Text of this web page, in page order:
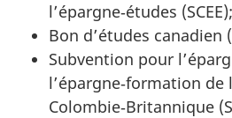
l’épargne‑études (SCEE);
Bon d’études canadien
Subvention pour
l’épargne‑formation de
Colombie‑Britannique